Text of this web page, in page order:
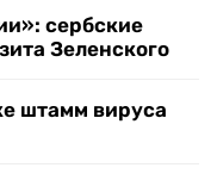
сербские
Зеленского
штамм вируса